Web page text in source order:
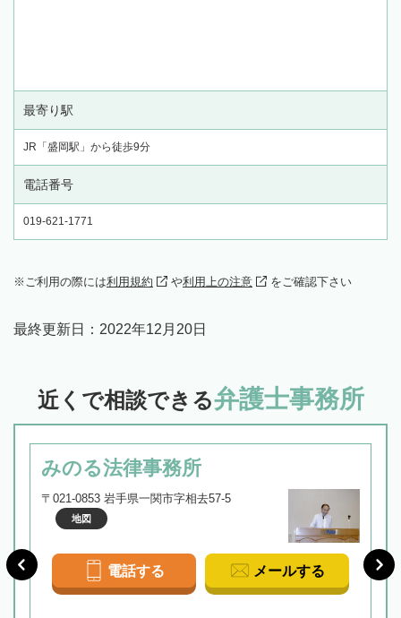
最寄り駅
JR「盛岡駅」から徒歩9分
電話番号
019-621-1771
ご利用の際には利用規約 や利用上の注意 をご確認下さい
最終更新日： 2022年12月20日
近くで相談できる弁護士事務所
みのる法律事務所
〒021-0853 岩手県一関市字相去57-5
地図
電話する メールする